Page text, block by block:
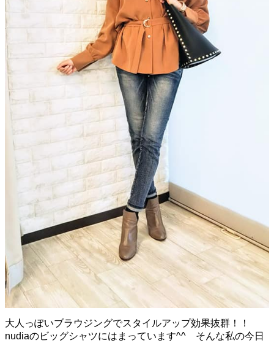
大人っぽいブラウジングでスタイルアップ効果抜群！！
nudiaのビッグシャツにはまっています^^ そんな私の今日